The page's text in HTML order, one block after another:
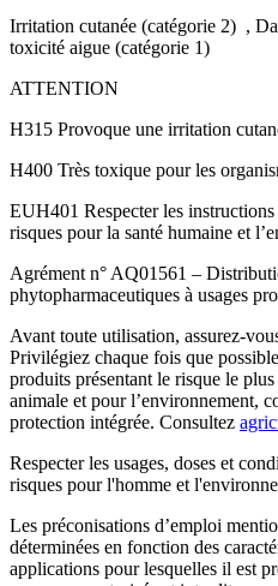
Irritation cutanée (catégorie 2) ,
toxicité aigue (catégorie 1)
ATTENTION
H315 Provoque une irritation
H400 Très toxique pour les
EUH401 Respecter les
risques pour la santé humaine et
Agrément n° AQ01561 –
phytopharmaceutiques à usages
Avant toute utilisation, assurez-
Privilégiez chaque fois que
produits présentant le risque le
animale et pour l’environnement,
protection intégrée. Consultez
Respecter les usages, doses et
risques pour l'homme et
Les préconisations d’emploi
déterminées en fonction des
applications pour lesquelles il est